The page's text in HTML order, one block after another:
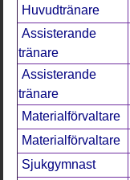
Huvudtränare
Assisterande
tränare
Assisterande
tränare
Materialförvaltare
Materialförvaltare
Sjukgymnast